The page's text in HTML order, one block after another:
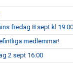
fredag 8 sept kl 19:00
medlemmar!
2 sept 16:00